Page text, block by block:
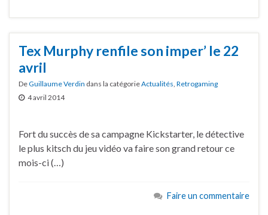
Tex Murphy renfile son imper’ le 22
avril
DeGuillaume Verdin dans la catégorieActualités Retrogaming
4 avril 2014
Fort du succès de sa campagne Kickstarter, le détective
le plus kitsch du jeu vidéo va faire son grand retour ce
mois-ci (…)
Faire un commentaire